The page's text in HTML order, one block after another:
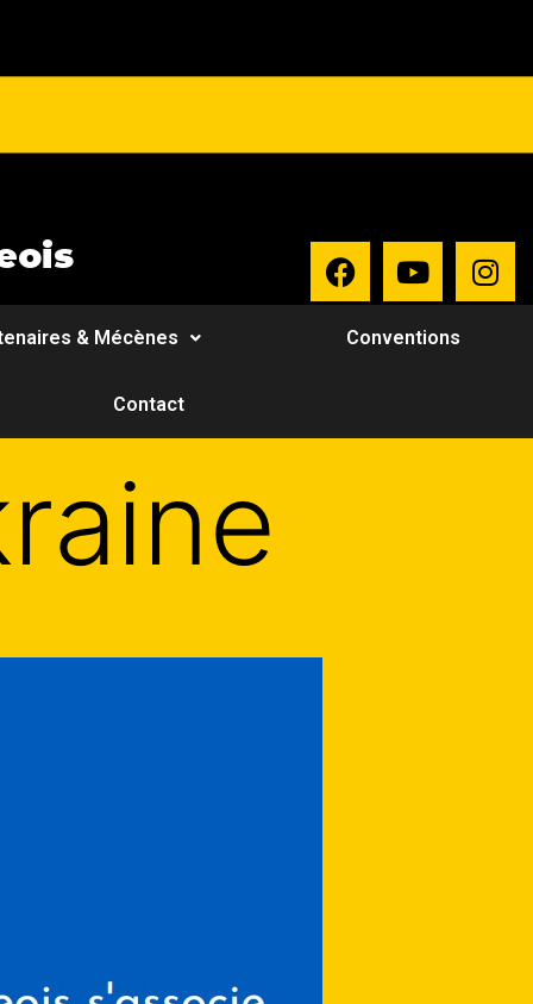
& Mécènes Conventions
Contact